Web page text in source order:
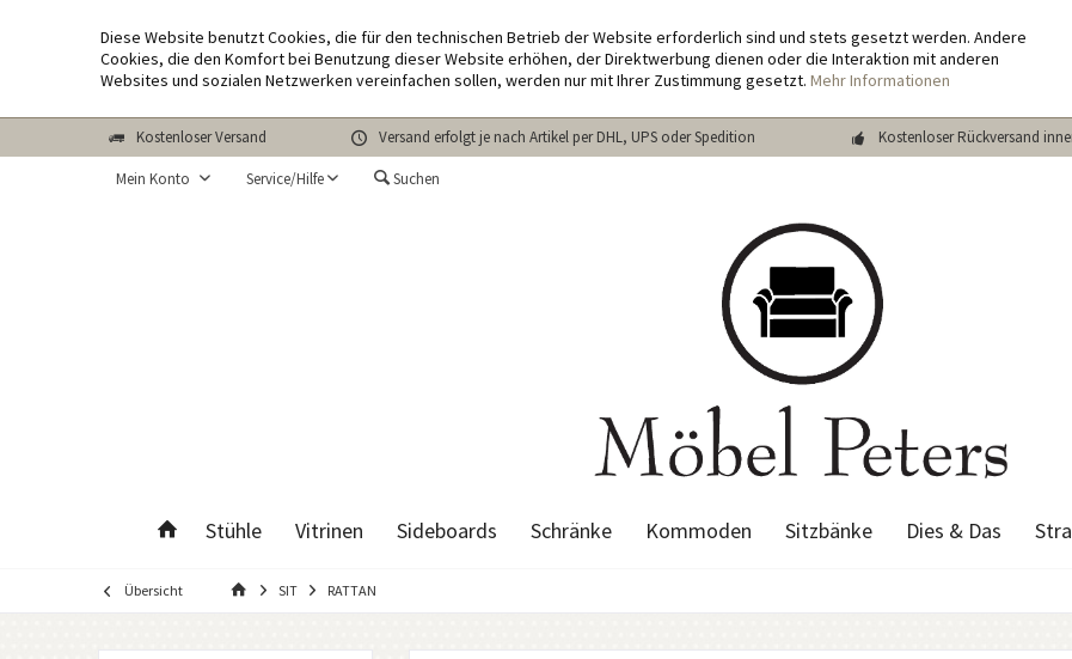
Diese Website benutzt Cookies, die für den technischen Betrieb der Website erforderlich sind und stets gesetzt werden. Andere
Cookies, die den Komfort bei Benutzung dieser Website erhöhen, der Direktwerbung dienen oder die Interaktion mit anderen
Websites und sozialen Netzwerken vereinfachen sollen, werden nur mit Ihrer Zustimmung gesetzt. Mehr Informationen
Kostenloser Versand Versand erfolgt je nach Artikel per DHL, UPS oder Spedition Kostenloser Rückversand
Mein Konto Service/Hilfe Suchen
Stühle Vitrinen Sideboards Schränke Kommoden Sitzbänke Dies & Das
Übersicht SIT RATTAN